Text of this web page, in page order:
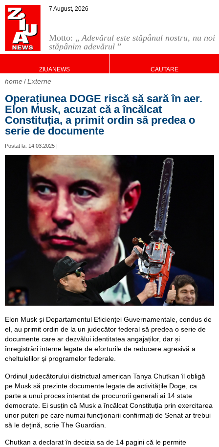
Motto: „Adevărul este stăpânul nostru, nu noi
stăpânim adevărul ”
7 August, 2026
ZIUANEWS CAUTARE
home Externe
Operațiunea DOGE riscă să sară în aer.
Elon Musk, acuzat că a încălcat
Constituția, a primit ordin să predea o
serie de documente
Postat la: 14.03.2025 |
Elon Musk și Departamentul Eficienței Guvernamentale, condus de
el, au primit ordin de la un judecător federal să predea o serie de
documente care ar dezvălui identitatea angajaților, dar și
înregistrări interne legate de eforturile de reducere agresivă a
cheltuielilor și programelor federale.
Ordinul judecătorului districtual american Tanya Chutkan îl obligă
pe Musk să prezinte documente legate de activitățile Doge, ca
parte a unui proces intentat de procurorii generali ai 14 state
democrate. Ei susțin că Musk a încălcat Constituția prin exercitarea
unor puteri pe care numai funcționarii confirmați de Senat ar trebui
să le dețină, scrie The Guardian.
Chutkan a declarat în decizia sa de 14 pagini că le permite